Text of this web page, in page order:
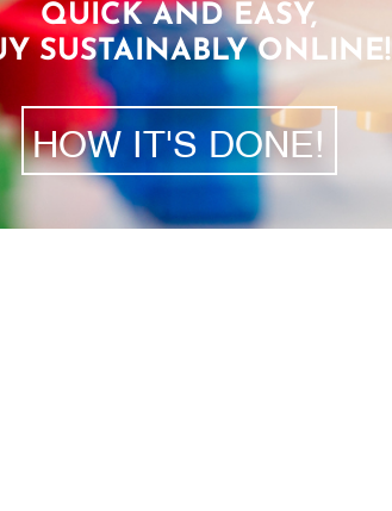
QUICK AND EASY,
SUSTAINABLY ONLINE!
HOW IT'S DONE!